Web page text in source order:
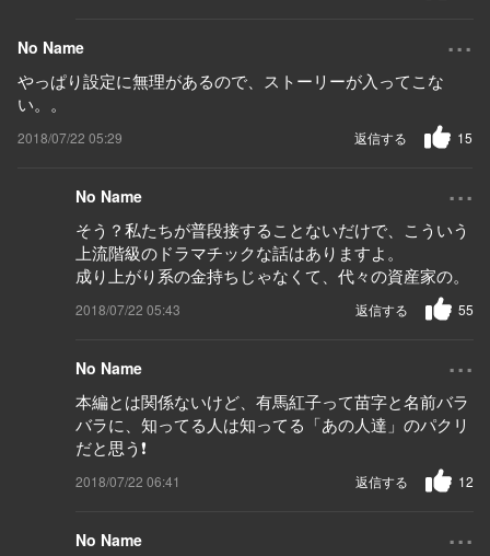
No Name ...
やっぱり設定に無理があるので、ストーリーが入ってこな
い。。
2018/07/22 05:29 15
返信する
No Name ...
そう？私たちが普段接することないだけで、こういう
上流階級のドラマチックな話はありますよ。
成り上がり系の金持ちじゃなくて、代々の資産家の。
2018/07/22 05:43 55
返信する
No Name ...
本編とは関係ないけど、有馬紅子って苗字と名前バラ
バラに、知ってる人は知ってる「あの人達」のパクリ
だと思う❗️
2018/07/22 06:41 12
返信する
No Name ...